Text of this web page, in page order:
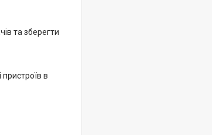
та зберегти
в